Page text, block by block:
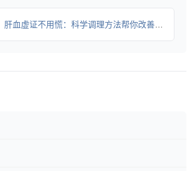
肝血虚证不用慌：科学调理方法帮你改善不适